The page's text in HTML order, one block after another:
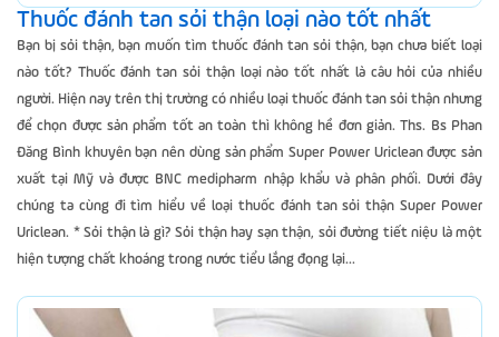
Thuốc đánh tan sỏi thận loại nào tốt nhất
Bạn bị sỏi thận, bạn muốn tìm thuốc đánh tan sỏi thận, bạn chưa biết loại
nào tốt? Thuốc đánh tan sỏi thận loại nào tốt nhất là câu hỏi của nhiều
người. Hiện nay trên thị trường có nhiều loại thuốc đánh tan sỏi thận nhưng
để chọn được sản phẩm tốt an toàn thì không hề đơn giản. Ths. Bs Phan
Đăng Bình khuyên bạn nên dùng sản phẩm Super Power Uriclean được sản
xuất tại Mỹ và được BNC medipharm nhập khẩu và phân phối. Dưới đây
chúng ta cùng đi tìm hiểu về loại thuốc đánh tan sỏi thận Super Power
Uriclean. * Sỏi thận là gì? Sỏi thận hay sạn thận, sỏi đường tiết niệu là một
hiện tượng chất khoáng trong nước tiểu lắng đọng lại...